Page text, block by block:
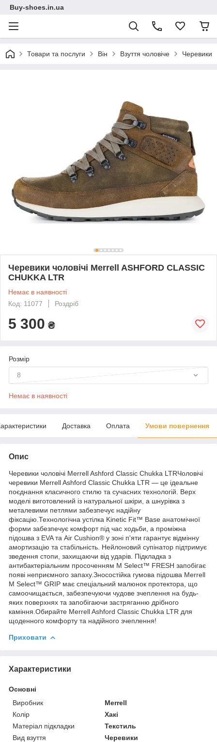
Buy-shoes.in.ua
Товари та послуги Він Взуття чоловіче Черевики
Черевики чоловічі Merrell ASHFORD CLASSIC
CHUKKA LTR
Немає в наявності
Код: 11077
Роздріб
5 300 ₴
Розмір
8
Немає в наявності
Доставка Оплата Умови повернення
Опис
Черевики чоловічі Merrell Ashford Classic Chukka LTRЧоловічі
черевики Merrell Ashford Classic Chukka LTR — це ідеальне
поєднання класичного стилю та сучасних технологій. Верх
моделі виготовлений із натуральної шкіри, а шнурівка з
металевими петлями забезпечує надійну
фіксацію.Технологічна устілка Kinetic Fit™ Base анатомічної
форми забезпечує комфорт під час ходьби, а проміжна
підошва з EVA та Air Cushion® у зоні п'яти гарантує відмінну
амортизацію та стабільність. Нейлоновий супінатор підтримує
зведення стопи, захищаючи від ударів. Підкладка з
антибактеріальним просоченням M Select™ FRESH запобігає
появі неприємного запаху.Зносостійка гумова підошва Merrell
M Select™ GRIP має спеціальний малюнок протектора, що
самоочищається, забезпечуючи чудове зчеплення на будь-
яких поверхнях та запобігаючи застряганню дрібного
каміння.Обирайте Merrell Ashford Classic Chukka LTR для
щоденного комфорту та надійного зчеплення!
Приховати
Характеристики
Основні
Виробник
Merrell
Колір
Хакі
Матеріал підкладки
Текстиль
Вид взуття
Черевики